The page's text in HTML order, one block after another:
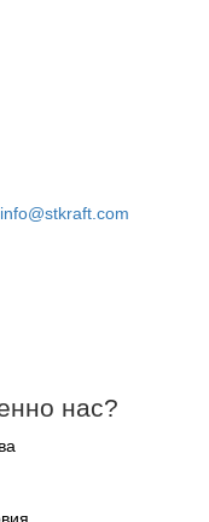
info@stkraft.com
нас?